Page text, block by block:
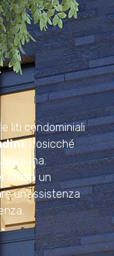
liti condominiali
, cosicché
offrire un
un’assistenza